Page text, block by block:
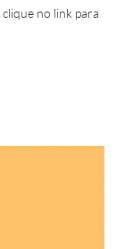
no link para